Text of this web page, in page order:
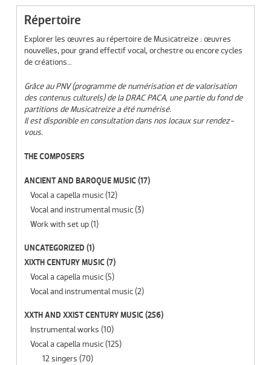
Répertoire
Explorer les œuvres au répertoire de Musicatreize : œuvres
nouvelles, pour grand effectif vocal, orchestre ou encore cycles
de créations…
Grâce au PNV (programme de numérisation et de valorisation
des contenus culturels) de la DRAC PACA, une partie du fond de
partitions de Musicatreize a été numérisé.
Il est disponible en consultation dans nos locaux sur rendez-
vous.
THE COMPOSERS
ANCIENT AND BAROQUE MUSIC(17)
Vocal a capella music(12)
Vocal and instrumental music(3)
Work with set up(1)
UNCATEGORIZED (1)
XIXTH CENTURY MUSIC(7)
Vocal a capella music(5)
Vocal and instrumental music(2)
XXTH AND XXIST CENTURY MUSIC(256)
Instrumental works (10)
Vocal a capella music(125)
12 singers (70)